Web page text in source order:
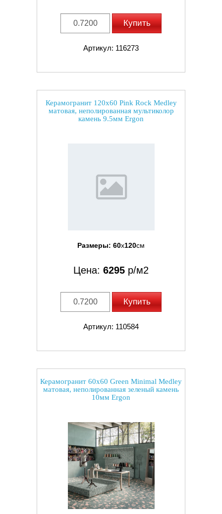
Купить
Артикул: 116273
Керамогранит 120x60 Pink Rock Medley
матовая, неполированная мультиколор
камень 9.5мм Ergon
Размеры: 60x120см
Цена: 6295 р/м2
Купить
Артикул: 110584
Керамогранит 60x60 Green Minimal Medley
матовая, неполированная зеленый камень
10мм Ergon